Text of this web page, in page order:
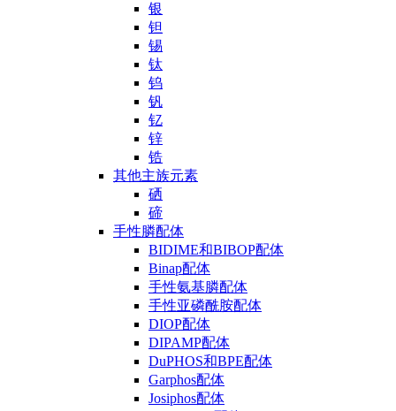
银
钽
锡
钛
钨
钒
钇
锌
锆
其他主族元素
硒
碲
手性膦配体
BIDIME和BIBOP配体
Binap配体
手性氨基膦配体
手性亚磷酰胺配体
DIOP配体
DIPAMP配体
DuPHOS和BPE配体
Garphos配体
Josiphos配体